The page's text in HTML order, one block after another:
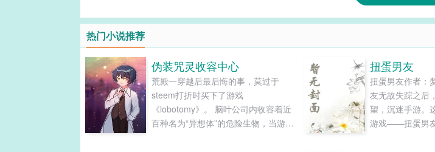
热门小说推荐
伪装咒灵收容中心
荒殿一穿越后最后悔的事，莫过于
steem打折时买下了游戏
《lobotomy》。 脑叶公司内收容着近
百种名为“异想体”的危险生物，当游戏
扭蛋男友
扭蛋男友作者：
友无故失踪之后
望，沉迷手游。
游戏——扭蛋男